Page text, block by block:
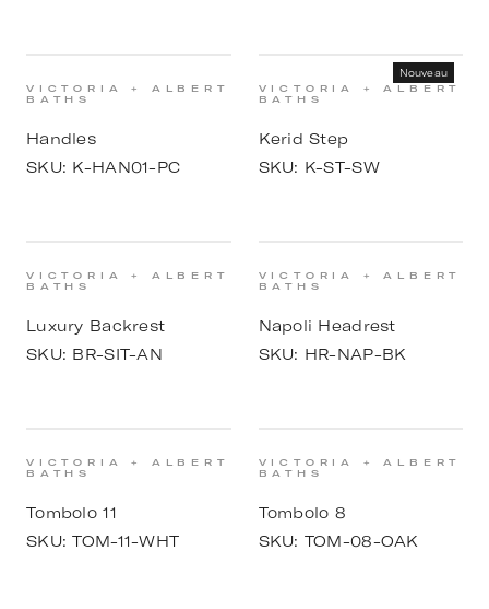
VICTORIA + ALBERT
BATHS
Handles
SKU: K-HAN01-PC
Nouveau
VICTORIA + ALBERT
BATHS
Kerid Step
SKU: K-ST-SW
VICTORIA + ALBERT
BATHS
Luxury Backrest
SKU: BR-SIT-AN
VICTORIA + ALBERT
BATHS
Napoli Headrest
SKU: HR-NAP-BK
VICTORIA + ALBERT
BATHS
Tombolo 11
SKU:TOM-11-WHT
VICTORIA + ALBERT
BATHS
Tombolo 8
SKU: TOM-08-OAK